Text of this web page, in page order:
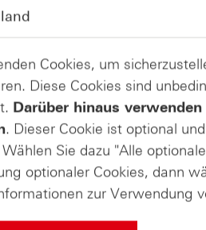
Cookies, um
Diese Cookies sind
Darüber hinaus
. Dieser Cookie ist optional
Sie dazu "Alle
optionaler Cookies, dann
zur Verwendung